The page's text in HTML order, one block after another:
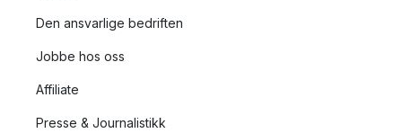
Den ansvarlige bedriften
Jobbe hos oss
Affiliate
Presse & Journalistikk